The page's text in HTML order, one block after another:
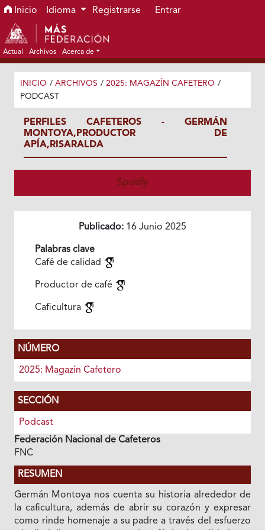
Ir al menú de navegación principal
Ir al contenido principal
Ir al pie de página del sitio
Inicio Idioma Registrarse Entrar
Actual Archivos Acerca de
INICIO / ARCHIVOS / 2025: MAGAZÍN CAFETERO /
PODCAST
PERFILES CAFETEROS - GERMÁN
MONTOYA,PRODUCTOR DE
APÍA,RISARALDA
Spotify
Publicado: 16 Junio 2025
Palabras clave
Café de calidad
Productor de café
Caficultura
NÚMERO
2025: Magazín Cafetero
SECCIÓN
Podcast
Federación Nacional de Cafeteros
FNC
RESUMEN
Germán Montoya nos cuenta su historia alrededor de
la caficultura, además de abrir su corazón y expresar
como rinde homenaje a su padre a través del esfuerzo